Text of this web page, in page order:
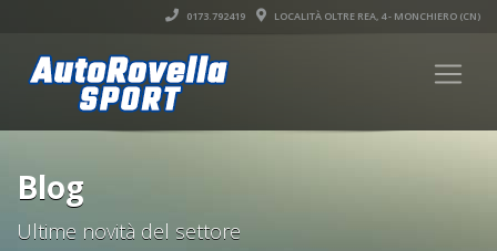
0173.792419 LOCALITÀ OLTRE REA, 4 - MONCHIERO (CN)
Blog
Ultime novità del settore